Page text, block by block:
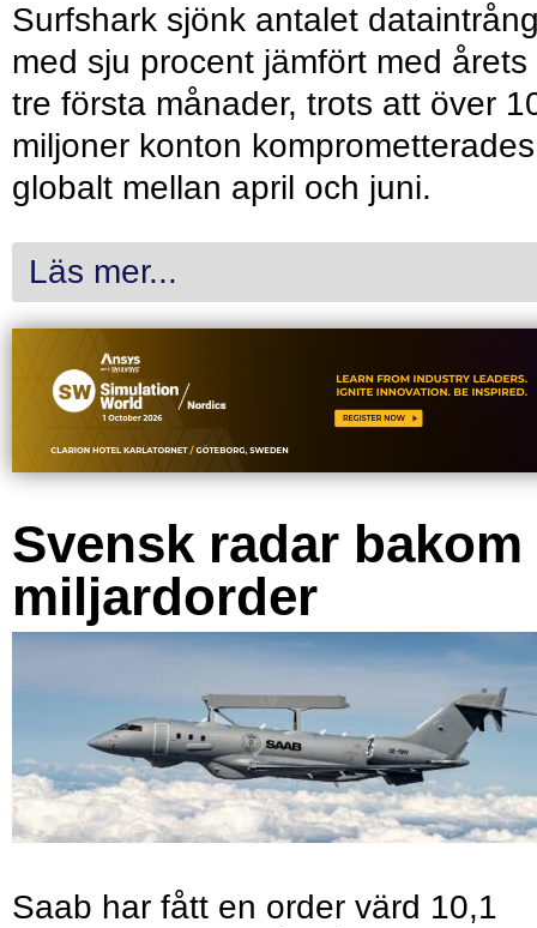
Surfshark sjönk antalet
med sju procent jämfört med årets
tre första månader, trots att över
miljoner konton komprometterades
globalt mellan april och juni.
Läs mer...
Svensk radar bakom
miljardorder
Saab har fått en order värd 10,1